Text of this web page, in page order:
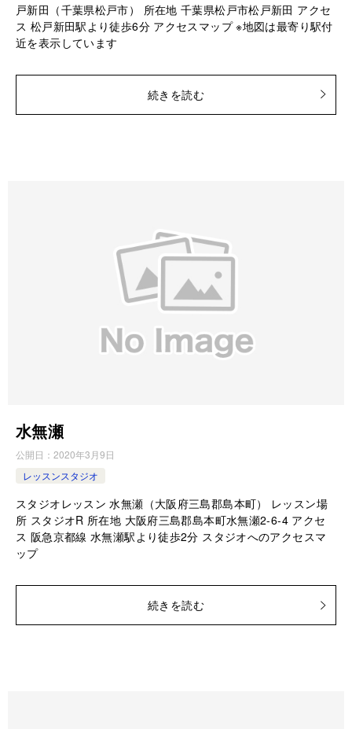
戸新田（千葉県松戸市） 所在地 千葉県松戸市松戸新田 アクセ
ス 松戸新田駅より徒歩6分 アクセスマップ ※地図は最寄り駅付
近を表示しています
続きを読む
水無瀬
公開日： 2020年3月9日
レッスンスタジオ
スタジオレッスン 水無瀬（大阪府三島郡島本町） レッスン場
所 スタジオR 所在地 大阪府三島郡島本町水無瀬2-6-4 アクセ
ス 阪急京都線 水無瀬駅より徒歩2分 スタジオへのアクセスマ
ップ
続きを読む